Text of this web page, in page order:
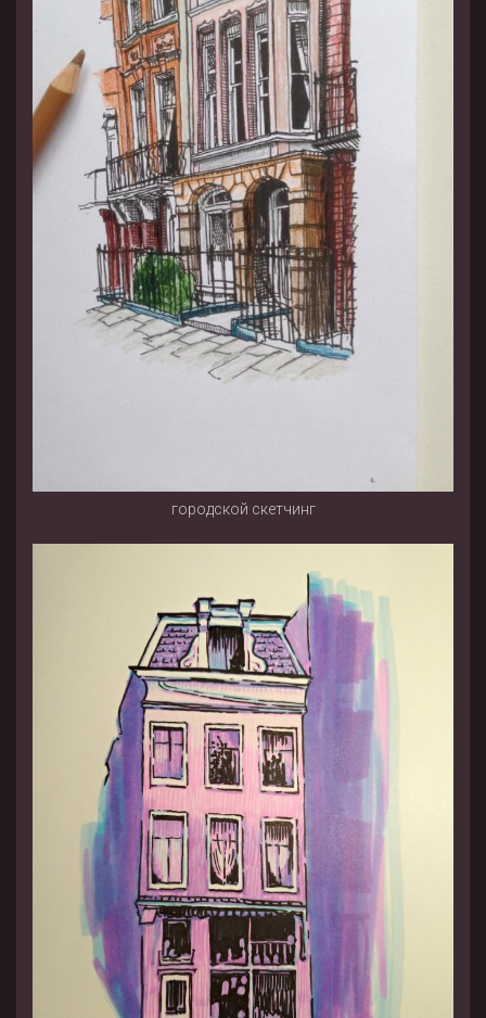
городской скетчинг